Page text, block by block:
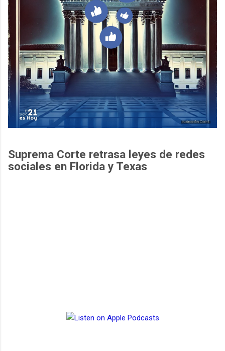
Suprema Corte retrasa leyes de redes
sociales en Florida y Texas